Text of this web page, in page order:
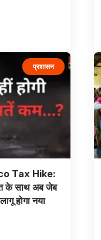
प्रशासन
Tax Hike:
के साथ अब जेब
होगा नया